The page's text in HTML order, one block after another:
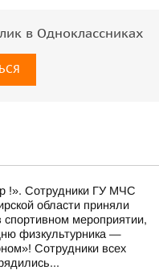
в Одноклассниках
!». Сотрудники ГУ МЧС
области приняли
спортивном мероприятии,
физкультурника —
Сотрудники всех